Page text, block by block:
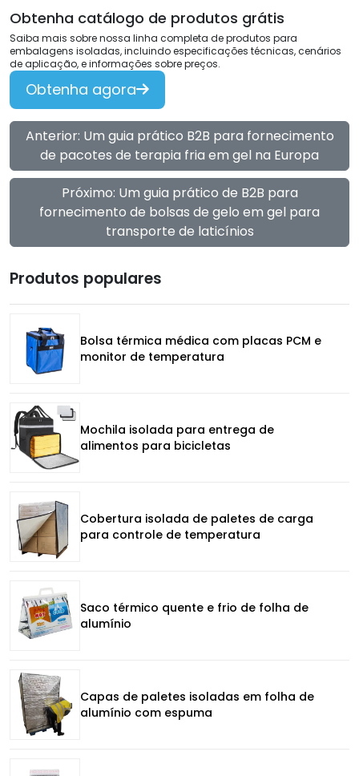
Obtenha catálogo de produtos grátis
Saiba mais sobre nossa linha completa de produtos para
embalagens isoladas, incluindo especificações técnicas, cenários
de aplicação, e informações sobre preços.
Obtenha agora
Anterior: Um guia prático B2B para fornecimento
de pacotes de terapia fria em gel na Europa
Próximo: Um guia prático de B2B para
fornecimento de bolsas de gelo em gel para
transporte de laticínios
Produtos populares
Bolsa térmica médica com placas PCM e
monitor de temperatura
Mochila isolada para entrega de
alimentos para bicicletas
Cobertura isolada de paletes de carga
para controle de temperatura
Saco térmico quente e frio de folha de
alumínio
Capas de paletes isoladas em folha de
alumínio com espuma